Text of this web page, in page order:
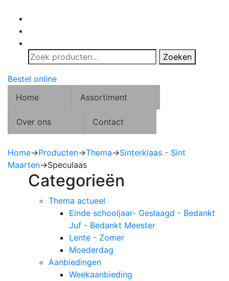
Zoeken
naar:
Zoeken
Bestel online
Home
Assortiment
Over ons Contact
Home→Producten→Thema→Sinterklaas - Sint
Maarten→Speculaas
Categorieën
Thema actueel
Einde schooljaar- Geslaagd - Bedankt
Juf - Bedankt Meester
Lente - Zomer
Moederdag
Aanbiedingen
Weekaanbieding